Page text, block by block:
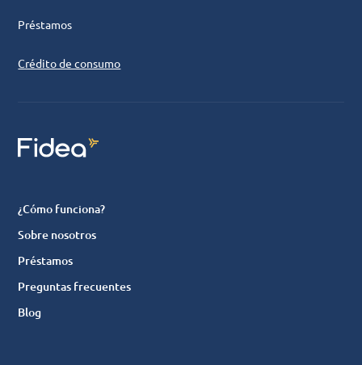
Préstamos
Crédito de consumo
¿Cómo funciona?
Sobre nosotros
Préstamos
Preguntas frecuentes
Blog